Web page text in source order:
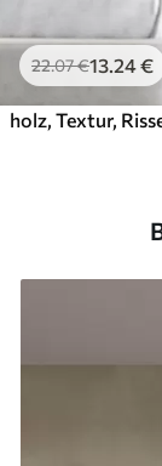
22.07€13 .24€